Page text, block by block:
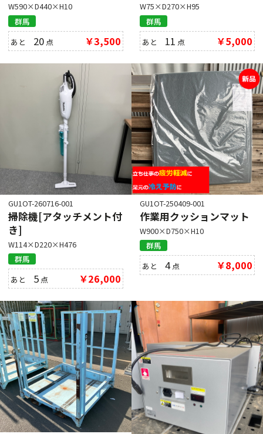
W590×D440×H10
群馬
あと 20 点 ￥3,500
W75×D270×H95
群馬
あと 11 点 ￥5,000
GU1OT-260716-001
掃除機[アタッチメント付
き]
W114×D220×H476
群馬
あと 5 点 ￥26,000
GU1OT-250409-001
作業用クッションマット
W900×D750×H10
群馬
あと4点 ￥8,000